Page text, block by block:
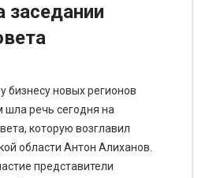
заседании
бизнесу новых регионов
речь сегодня на
которую возглавил
области Антон Алиханов.
представители